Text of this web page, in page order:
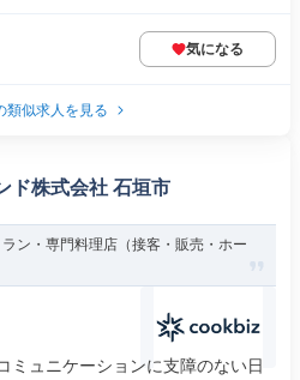
気になる
類似求人を見る
ド株式会社 石垣市
ン・専門料理店（接客・販売・ホー
ュニケーションに支障のない日